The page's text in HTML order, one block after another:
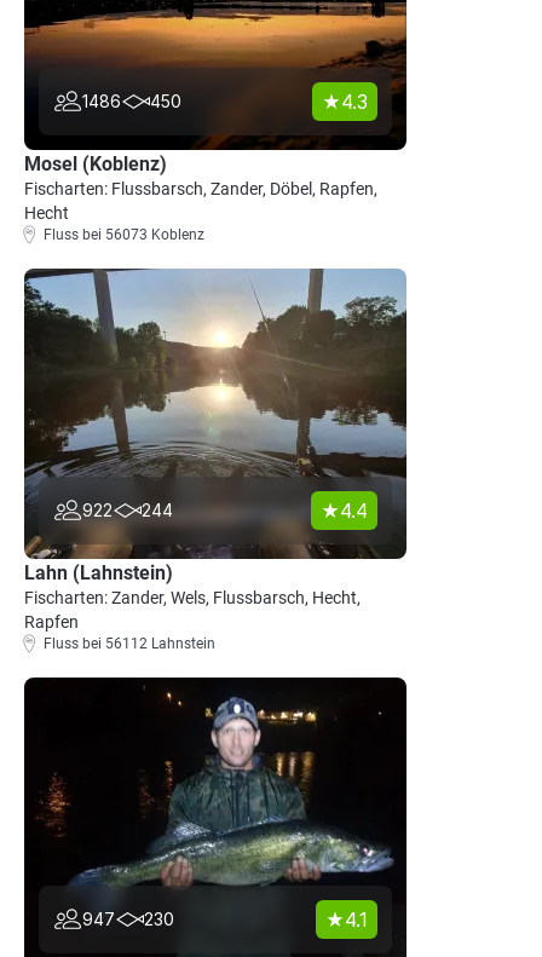
1486 450 4.3
Mosel (Koblenz)
Fischarten: Flussbarsch, Zander, Döbel, Rapfen,
Hecht
Fluss bei 56073 Koblenz
922 244 4.4
Lahn (Lahnstein)
Fischarten: Zander, Wels, Flussbarsch, Hecht,
Rapfen
Fluss bei 56112 Lahnstein
947 230 4.1